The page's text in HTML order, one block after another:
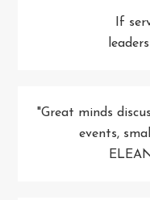
If
"Great minds
events,